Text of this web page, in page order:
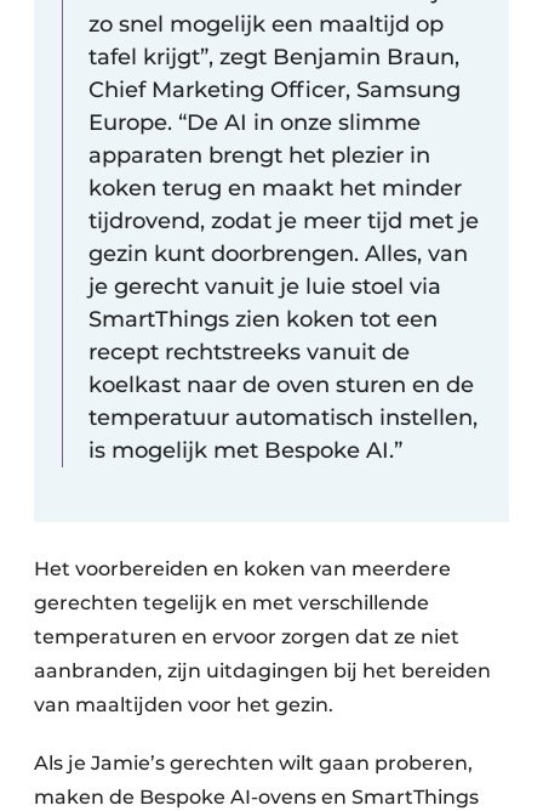
zo snel mogelijk een maaltijd op
tafel krijgt”, zegt Benjamin Braun,
Chief Marketing Officer, Samsung
Europe. “De AI in onze slimme
apparaten brengt het plezier in
koken terug en maakt het minder
tijdrovend, zodat je meer tijd met je
gezin kunt doorbrengen. Alles, van
je gerecht vanuit je luie stoel via
SmartThings zien koken tot een
recept rechtstreeks vanuit de
koelkast naar de oven sturen en de
temperatuur automatisch instellen,
is mogelijk met Bespoke AI.”
Het voorbereiden en koken van meerdere
gerechten tegelijk en met verschillende
temperaturen en ervoor zorgen dat ze niet
aanbranden, zijn uitdagingen bij het bereiden
van maaltijden voor het gezin.
Als je Jamie’s gerechten wilt gaan proberen,
maken de Bespoke AI-ovens en SmartThings